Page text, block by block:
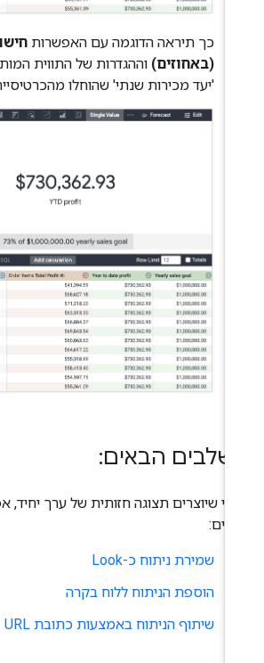
כך תיראה הדוגמה עם האפשרותחישוב
(באחוזים)וההגדרות של התווית
'יעד מכירות שנתי' שהוחלו מהכרטיסייה
הבאים:
שיוצרים תצוגה חזותית של ערך יחיד,
שמירת ניתוח כ-Look
הוספת הניתוח ללוח בקרה
שיתוף הניתוח באמצעות כתובת URL